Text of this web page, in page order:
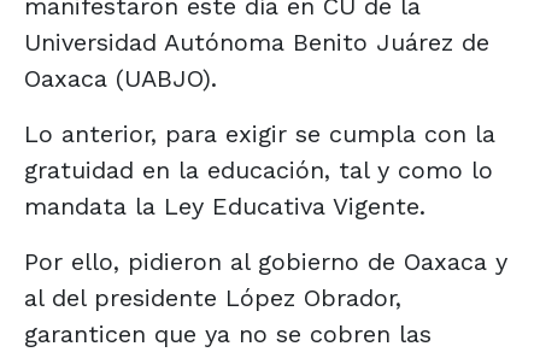
Universidad Autónoma Benito Juárez de
Oaxaca (UABJO).
Lo anterior, para exigir se cumpla con la
gratuidad en la educación, tal y como lo
mandata la Ley Educativa Vigente.
Por ello, pidieron al gobierno de Oaxaca y
al del presidente López Obrador,
garanticen que ya no se cobren las